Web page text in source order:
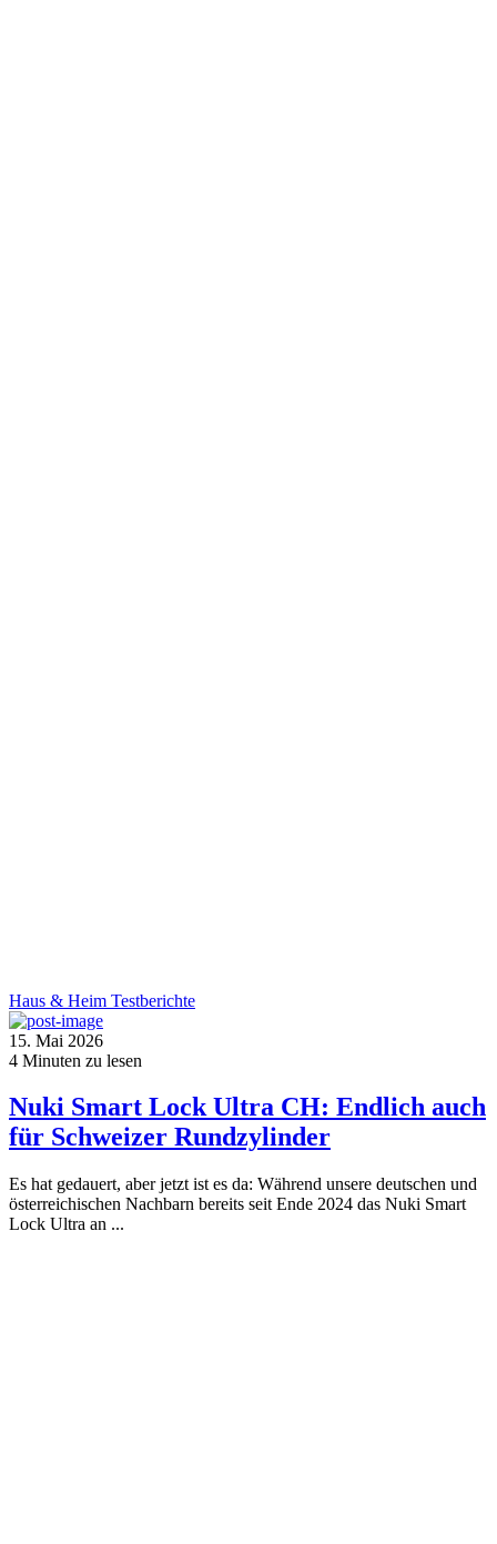
Haus & Heim Testberichte
15. Mai 2026
4 Minuten zu lesen
Nuki Smart Lock Ultra CH: Endlich auch
für Schweizer Rundzylinder
Es hat gedauert, aber jetzt ist es da: Während unsere deutschen und
österreichischen Nachbarn bereits seit Ende 2024 das Nuki Smart
Lock Ultra an ...